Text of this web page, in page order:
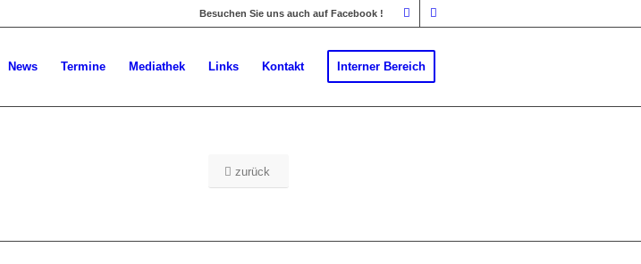
Besuchen Sie uns auch auf Facebook !
News Termine Mediathek Links Kontakt Interner Bereich
zurück